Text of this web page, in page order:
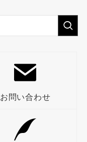
お問い合わせ